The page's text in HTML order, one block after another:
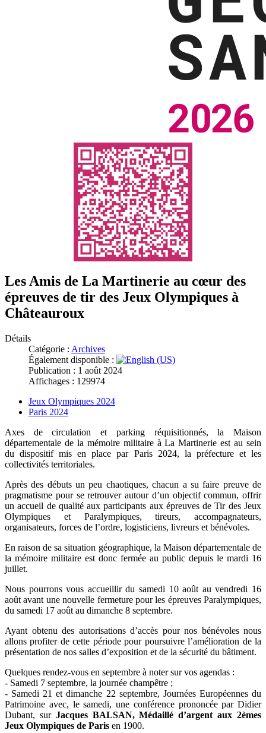
Les Amis de La Martinerie au cœur des
épreuves de tir des Jeux Olympiques à
Châteauroux
Détails
Catégorie : Archives
Également disponible :
Publication : 1 août 2024
Affichages : 129974
Jeux Olympiques 2024
Paris 2024
Axes de circulation et parking réquisitionnés, la Maison
départementale de la mémoire militaire à La Martinerie est au sein
du dispositif mis en place par Paris 2024, la préfecture et les
collectivités territoriales.
Après des débuts un peu chaotiques, chacun a su faire preuve de
pragmatisme pour se retrouver autour d’un objectif commun, offrir
un accueil de qualité aux participants aux épreuves de Tir des Jeux
Olympiques et Paralympiques, tireurs, accompagnateurs,
organisateurs, forces de l’ordre, logisticiens, livreurs et bénévoles.
En raison de sa situation géographique, la Maison départementale de
la mémoire militaire est donc fermée au public depuis le mardi 16
juillet.
Nous pourrons vous accueillir du samedi 10 août au vendredi 16
août avant une nouvelle fermeture pour les épreuves Paralympiques,
du samedi 17 août au dimanche 8 septembre.
Ayant obtenu des autorisations d’accès pour nos bénévoles nous
allons profiter de cette période pour poursuivre l’amélioration de la
présentation de nos salles d’exposition et de la sécurité du bâtiment.
Quelques rendez-vous en septembre à noter sur vos agendas :
- Samedi 7 septembre, la journée champêtre ;
- Samedi 21 et dimanche 22 septembre, Journées Européennes du
Patrimoine avec, le samedi, une conférence prononcée par Didier
Dubant, sur Jacques BALSAN, Médaillé d’argent aux 2èmes
Jeux Olympiques de Paris en 1900.